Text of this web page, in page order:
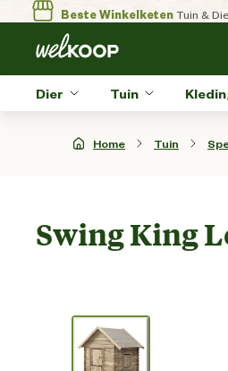
Beste WinkelketenTuin &
Dier Tuin
Home Tuin
Swing King